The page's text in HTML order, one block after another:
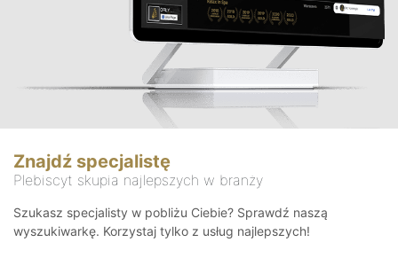
Znajdź specjalistę
Plebiscyt skupia najlepszych w branży
Szukasz specjalisty w pobliżu Ciebie? Sprawdź naszą
wyszukiwarkę. Korzystaj tylko z usług najlepszych!